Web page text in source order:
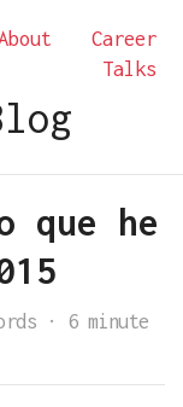
Career
Talks
que he
· 6 minute